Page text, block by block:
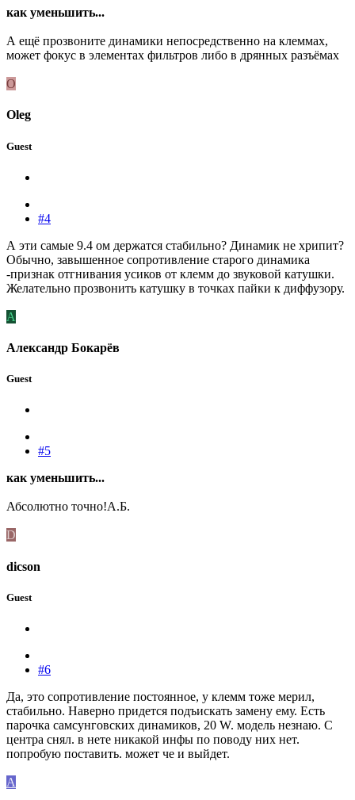
как уменьшить...
А ещё прозвоните динамики непосредственно на клеммах,
может фокус в элементах фильтров либо в дрянных разъёмах
O
Oleg
Guest
#4
А эти самые 9.4 ом держатся стабильно? Динамик не хрипит?
Обычно, завышенное сопротивление старого динамика
-признак отгнивания усиков от клемм до звуковой катушки.
Желательно прозвонить катушку в точках пайки к диффузору.
А
Александр Бокарёв
Guest
#5
как уменьшить...
Абсолютно точно!А.Б.
D
dicson
Guest
#6
Да, это сопротивление постоянное, у клемм тоже мерил,
стабильно. Наверно придется подъискать замену ему. Есть
парочка самсунговских динамиков, 20 W. модель незнаю. С
центра снял. в нете никакой инфы по поводу них нет.
попробую поставить. может че и выйдет.
A